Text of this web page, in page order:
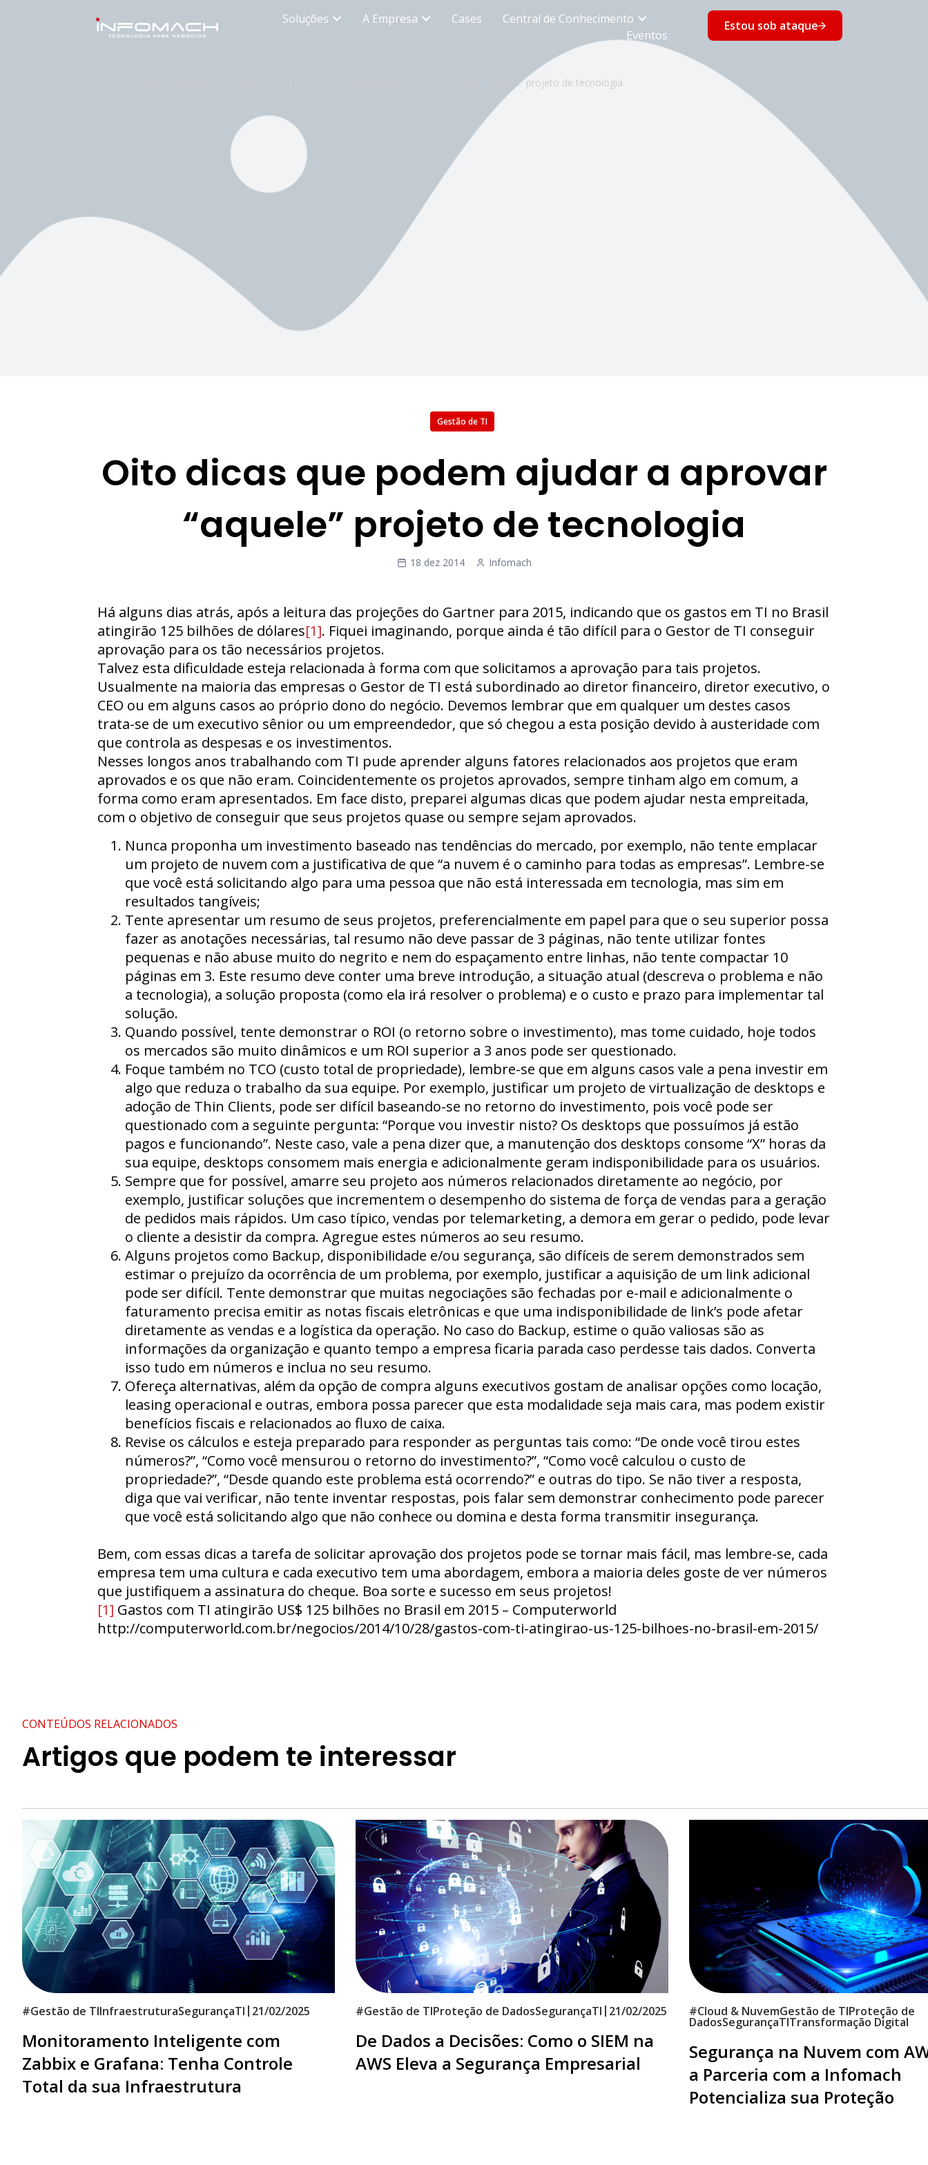
Soluções A Empresa Cases
Central de Conhecimento
Eventos
Estou sob ataque
Oito dicas que podem ajudar a aprovar “aquele” projeto de tecnologia
Gestão de TI
Oito dicas que podem ajudar a aprovar
“aquele” projeto de tecnologia
18 dez 2014 Infomach
Há alguns dias atrás, após a leitura das projeções do Gartner para 2015, indicando que os gastos em TI no Brasil
atingirão 125 bilhões de dólares[1]. Fiquei imaginando, porque ainda é tão difícil para o Gestor de TI conseguir
aprovação para os tão necessários projetos.
Talvez esta dificuldade esteja relacionada à forma com que solicitamos a aprovação para tais projetos.
Usualmente na maioria das empresas o Gestor de TI está subordinado ao diretor financeiro, diretor executivo, o
CEO ou em alguns casos ao próprio dono do negócio. Devemos lembrar que em qualquer um destes casos
trata-se de um executivo sênior ou um empreendedor, que só chegou a esta posição devido à austeridade com
que controla as despesas e os investimentos.
Nesses longos anos trabalhando com TI pude aprender alguns fatores relacionados aos projetos que eram
aprovados e os que não eram. Coincidentemente os projetos aprovados, sempre tinham algo em comum, a
forma como eram apresentados. Em face disto, preparei algumas dicas que podem ajudar nesta empreitada,
com o objetivo de conseguir que seus projetos quase ou sempre sejam aprovados.
Nunca proponha um investimento baseado nas tendências do mercado, por exemplo, não tente emplacar
um projeto de nuvem com a justificativa de que “a nuvem é o caminho para todas as empresas”. Lembre-se
que você está solicitando algo para uma pessoa que não está interessada em tecnologia, mas sim em
resultados tangíveis;
Tente apresentar um resumo de seus projetos, preferencialmente em papel para que o seu superior possa
fazer as anotações necessárias, tal resumo não deve passar de 3 páginas, não tente utilizar fontes
pequenas e não abuse muito do negrito e nem do espaçamento entre linhas, não tente compactar 10
páginas em 3. Este resumo deve conter uma breve introdução, a situação atual (descreva o problema e não
a tecnologia), a solução proposta (como ela irá resolver o problema) e o custo e prazo para implementar tal
solução.
Quando possível, tente demonstrar o ROI (o retorno sobre o investimento), mas tome cuidado, hoje todos
os mercados são muito dinâmicos e um ROI superior a 3 anos pode ser questionado.
Foque também no TCO (custo total de propriedade), lembre-se que em alguns casos vale a pena investir em
algo que reduza o trabalho da sua equipe. Por exemplo, justificar um projeto de virtualização de desktops e
adoção de Thin Clients, pode ser difícil baseando-se no retorno do investimento, pois você pode ser
questionado com a seguinte pergunta: “Porque vou investir nisto? Os desktops que possuímos já estão
pagos e funcionando”. Neste caso, vale a pena dizer que, a manutenção dos desktops consome “X” horas da
sua equipe, desktops consomem mais energia e adicionalmente geram indisponibilidade para os usuários.
Sempre que for possível, amarre seu projeto aos números relacionados diretamente ao negócio, por
exemplo, justificar soluções que incrementem o desempenho do sistema de força de vendas para a geração
de pedidos mais rápidos. Um caso típico, vendas por telemarketing, a demora em gerar o pedido, pode levar
o cliente a desistir da compra. Agregue estes números ao seu resumo.
Alguns projetos como Backup, disponibilidade e/ou segurança, são difíceis de serem demonstrados sem
estimar o prejuízo da ocorrência de um problema, por exemplo, justificar a aquisição de um link adicional
pode ser difícil. Tente demonstrar que muitas negociações são fechadas por e-mail e adicionalmente o
faturamento precisa emitir as notas fiscais eletrônicas e que uma indisponibilidade de link’s pode afetar
diretamente as vendas e a logística da operação. No caso do Backup, estime o quão valiosas são as
informações da organização e quanto tempo a empresa ficaria parada caso perdesse tais dados. Converta
isso tudo em números e inclua no seu resumo.
Ofereça alternativas, além da opção de compra alguns executivos gostam de analisar opções como locação,
leasing operacional e outras, embora possa parecer que esta modalidade seja mais cara, mas podem existir
benefícios fiscais e relacionados ao fluxo de caixa.
Revise os cálculos e esteja preparado para responder as perguntas tais como: “De onde você tirou estes
números?”, “Como você mensurou o retorno do investimento?”, “Como você calculou o custo de
propriedade?”, “Desde quando este problema está ocorrendo?” e outras do tipo. Se não tiver a resposta,
diga que vai verificar, não tente inventar respostas, pois falar sem demonstrar conhecimento pode parecer
que você está solicitando algo que não conhece ou domina e desta forma transmitir insegurança.
Bem, com essas dicas a tarefa de solicitar aprovação dos projetos pode se tornar mais fácil, mas lembre-se, cada
empresa tem uma cultura e cada executivo tem uma abordagem, embora a maioria deles goste de ver números
que justifiquem a assinatura do cheque. Boa sorte e sucesso em seus projetos!
[1] Gastos com TI atingirão US$ 125 bilhões no Brasil em 2015 – Computerworld
http://computerworld.com.br/negocios/2014/10/28/gastos-com-ti-atingirao-us-125-bilhoes-no-brasil-em-2015/
CONTEÚDOS RELACIONADOS
Artigos que podem te interessar
#Gestão de TIInfraestruturaSegurançaTI | 21/02/2025
Monitoramento Inteligente com
Zabbix e Grafana: Tenha Controle
Total da sua Infraestrutura
#Gestão de TIProteção de DadosSegurançaTI | 21/02/2025
De Dados a Decisões: Como o SIEM na
AWS Eleva a Segurança Empresarial
#Cloud & NuvemGestão de TIProteção de
DadosSegurançaTITransformação Digital
Segurança na Nuvem com
a Parceria com a Infomach
Potencializa sua Proteção